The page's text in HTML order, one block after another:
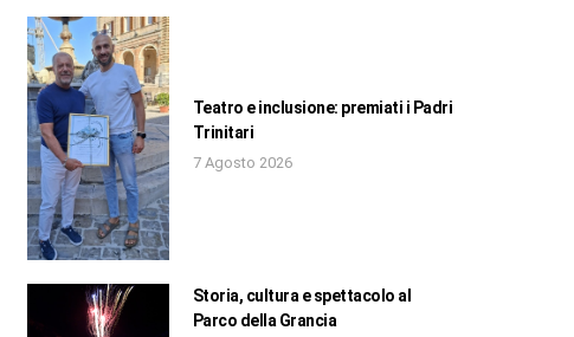
Teatro e inclusione: premiati i Padri
Trinitari
7 Agosto 2026
Storia, cultura e spettacolo al
Parco della Grancia